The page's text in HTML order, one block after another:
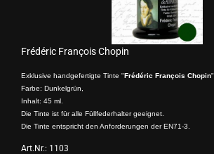
Frédéric François Chopin
Exklusive handgefertigte Tinte "Frédéric François Chopin".
Farbe: Dunkelgrün,
Inhalt: 45 ml.
Die Tinte ist für alle Füllfederhalter geeignet.
Die Tinte entspricht den Anforderungen der EN71-3.
Art.Nr.: 1103